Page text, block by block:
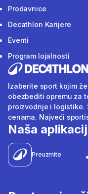
Prodavnice
Decathlon Karijere
Eventi
Program lojalnosti
Izaberite sport kojim
obezbediti opremu za
proizvodnje i logistike.
cenama. Najveći
Naša
Preuzmite